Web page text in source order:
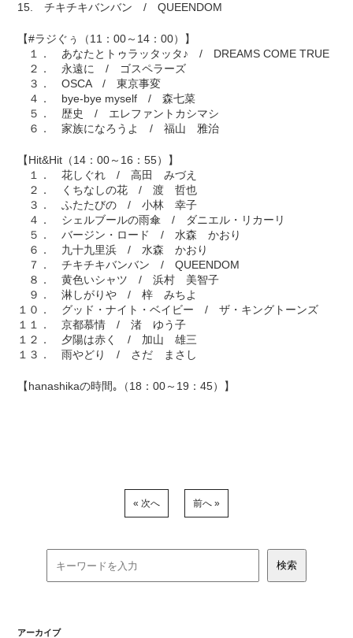
15. チキチキバンバン / QUEENDOM
【#ラジぐぅ（11：00～14：00）】
１． あなたとトゥラッタッタ♪ / DREAMS COME TRUE
２． 永遠に / ゴスペラーズ
３． OSCA / 東京事変
４． bye-bye myself / 森七菜
５． 歴史 / エレファントカシマシ
６． 家族になろうよ / 福山 雅治
【Hit&Hit（14：00～16：55）】
１． 花しぐれ / 高田 みづえ
２． くちなしの花 / 渡 哲也
３． ふたたびの / 小林 幸子
４． シェルブールの雨傘 / ダニエル・リカーリ
５． バージン・ロード / 水森 かおり
６． 九十九里浜 / 水森 かおり
７． チキチキバンバン / QUEENDOM
８． 黄色いシャツ / 浜村 美智子
９． 淋しがりや / 梓 みちよ
１０． グッド・ナイト・ベイビー / ザ・キングトーンズ
１１． 京都慕情 / 渚 ゆう子
１２． 夕陽は赤く / 加山 雄三
１３． 雨やどり / さだ まさし
【hanashikaの時間｡（18：00～19：45）】
« 次へ 前へ »
アーカイブ